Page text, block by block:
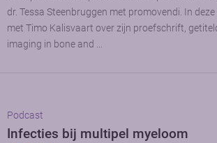
dr. Tessa Steenbruggen met promovendi. In
met Timo Kalisvaart over zijn proefschrift,
imaging in bone and …
Podcast
Infecties bij multipel myeloom